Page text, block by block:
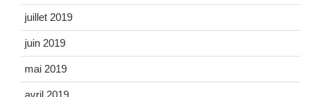
juillet 2019
juin 2019
mai 2019
avril 2019